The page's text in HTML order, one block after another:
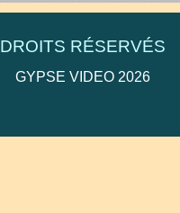
DROITS RÉSERVÉS
GYPSE VIDEO 2026